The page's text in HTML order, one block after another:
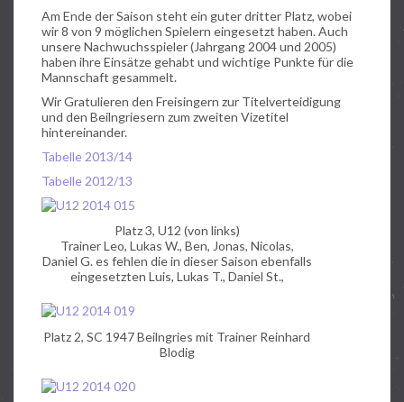
Am Ende der Saison steht ein guter dritter Platz, wobei
wir 8 von 9 möglichen Spielern eingesetzt haben. Auch
unsere Nachwuchsspieler (Jahrgang 2004 und 2005)
haben ihre Einsätze gehabt und wichtige Punkte für die
Mannschaft gesammelt.
Wir Gratulieren den Freisingern zur Titelverteidigung
und den Beilngriesern zum zweiten Vizetitel
hintereinander.
Tabelle 2013/14
Tabelle 2012/13
Platz 3, U12 (von links)
Trainer Leo, Lukas W., Ben, Jonas, Nicolas,
Daniel G. es fehlen die in dieser Saison ebenfalls
eingesetzten Luis, Lukas T., Daniel St.,
Platz 2, SC 1947 Beilngries mit Trainer Reinhard
Blodig